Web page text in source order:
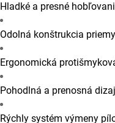
Hladké a presné
Odolná konštrukcia
Ergonomická
Pohodlná a prenosná
Rýchly systém výmeny